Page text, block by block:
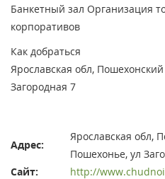
Банкетный зал Организация
корпоративов
Как добраться
Ярославская обл,
Загородная 7
Адрес:
Ярославская обл,
Пошехонье, ул
Сайт:
http://